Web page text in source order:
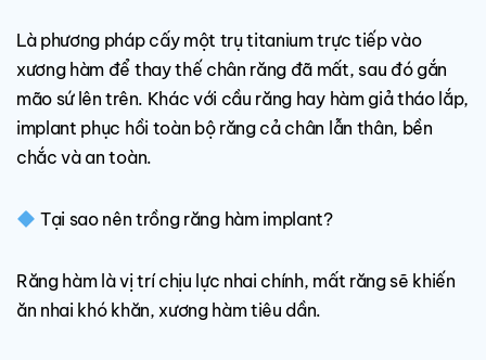
Là phương pháp cấy một trụ titanium trực tiếp vào
xương hàm để thay thế chân răng đã mất, sau đó gắn
mão sứ lên trên. Khác với cầu răng hay hàm giả tháo lắp,
implant phục hồi toàn bộ răng cả chân lẫn thân, bền
chắc và an toàn.
Tại sao nên trồng răng hàm implant?
Răng hàm là vị trí chịu lực nhai chính, mất răng sẽ khiến
ăn nhai khó khăn, xương hàm tiêu dần.